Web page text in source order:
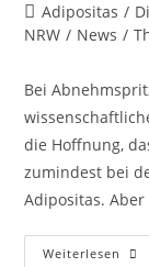
Adipositas /
NRW / News /
Bei
die Hoffnung,
zumindest bei
Adipositas.
Weiterlesen